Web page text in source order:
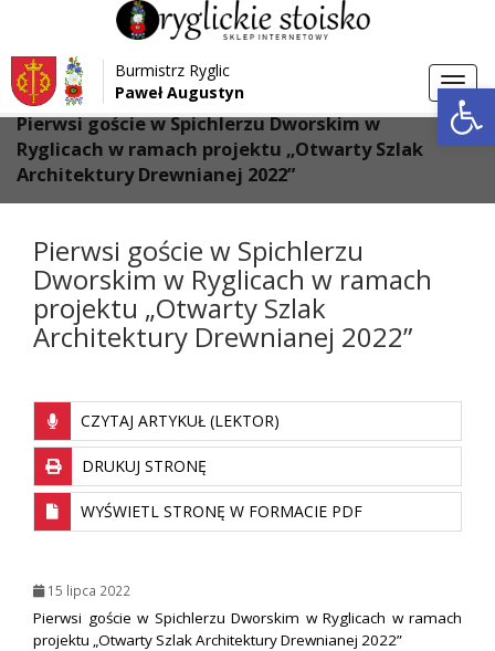
Przejdź do menu
Przejdź do głównej treści strony
Przejdź do stopki strony
Burmistrz Ryglic
Paweł Augustyn
Strona główna > Aktualności
Pierwsi goście w Spichlerzu Dworskim w
Ryglicach w ramach projektu „Otwarty Szlak
Architektury Drewnianej 2022”
Pierwsi goście w Spichlerzu
Dworskim w Ryglicach w ramach
projektu „Otwarty Szlak
Architektury Drewnianej 2022”
CZYTAJ ARTYKUŁ (LEKTOR)
DRUKUJ STRONĘ
WYŚWIETL STRONĘ W FORMACIE PDF
15 lipca 2022
Pierwsi goście w Spichlerzu Dworskim w Ryglicach w ramach
projektu „Otwarty Szlak Architektury Drewnianej 2022”